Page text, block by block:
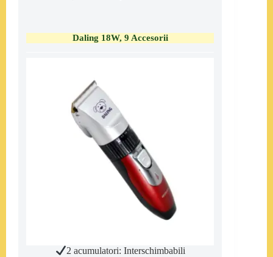
Daling 18W, 9 Accesorii
2 acumulatori: Interschimbabili